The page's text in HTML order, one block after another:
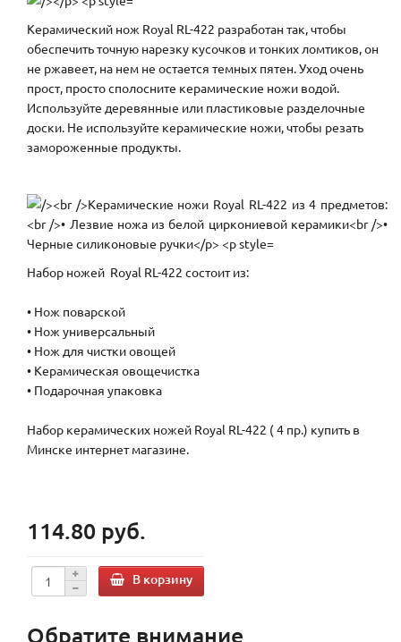
Керамический нож Royal RL-422 разработан так, чтобы
обеспечить точную нарезку кусочков и тонких ломтиков, он
не ржавеет, на нем не остается темных пятен. Уход очень
прост, просто сполосните керамические ножи водой.
Используйте деревянные или пластиковые разделочные
доски. Не используйте керамические ножи, чтобы резать
замороженные продукты.
Набор ножей Royal RL-422 состоит из:
• Нож поварской
• Нож универсальный
• Нож для чистки овощей
• Керамическая овощечистка
• Подарочная упаковка
Набор керамических ножей Royal RL-422 ( 4 пр.) купить в
Минске интернет магазине.
114.80 руб.
В корзину
Обратите внимание